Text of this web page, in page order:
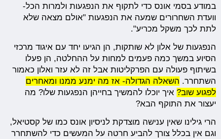
במודע בסמי אונס כדי לתקוף את הנפגעות ולמרות הכל-
וועדת השחרורים שמעה את הנפגעות "אולם מצאה שלא
לתת לכך משקל מכריע".
הנפגעות של אלון לא שותקות, הן הגיעו יחד עם איגוד מרכזי
הסיוע במשך כמה פעמים למחות על ההחלטה, הן פעלו
בשיתוף פעולה עם הפרקליטות אבל זה לא עזר ואלון כאמור
השתחרר. השאלה הגדולה- אז מה ימנע ממנו ומאחרים
לפגוע שוב? איך יוכלו להמשיך בחייהן הנפגעות שלו? מה
יעצור את התוקף הבא?
הרי גילינו שאין ענישה מוצדקת לניסיון אונס כמו של קסטיאל,
וגם אין בכלל צורך להביע חרטה על המעשים כדי להשתחרר